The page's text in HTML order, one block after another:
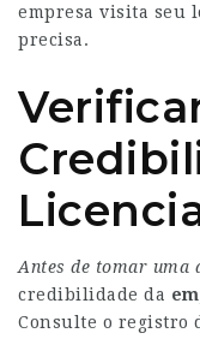
empresa visita seu
precisa.
Antes de tomar uma
credibilidade da
Consulte o registro